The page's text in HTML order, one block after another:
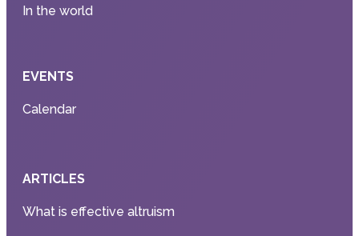
In the world
EVENTS
Calendar
ARTICLES
What is effective altruism